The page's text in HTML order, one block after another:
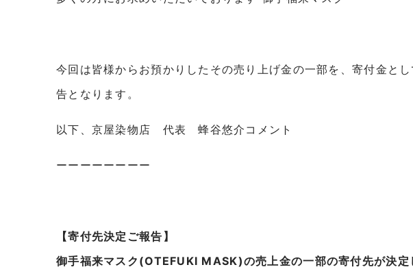
今回は皆様からお預かりしたその売り上げ金の一部を、寄付金と
告となります。
以下、京屋染物店 代表 蜂谷悠介コメント
ーーーーーーーー
【寄付先決定ご報告】
御手福来マスク(OTEFUKI MASK)の売上金の一部の寄付先が決定